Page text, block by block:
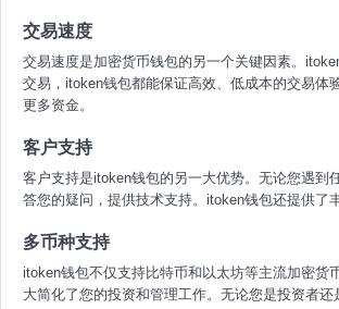
交易速度
交易速度是加密货币钱包的另一个关键因素。
交易，itoken钱包都能保证高效、低成本的交易体
更多资金。
客户支持
客户支持是itoken钱包的另一大优势。无论您遇到
答您的疑问，提供技术支持。itoken钱包还提供了
多币种支持
itoken钱包不仅支持比特币和以太坊等主流加密货
大简化了您的投资和管理工作。无论您是投资者